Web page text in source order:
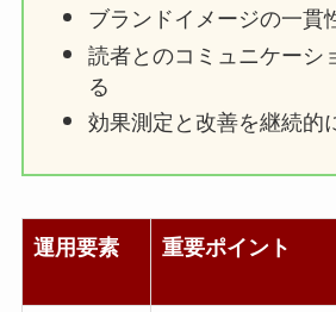
ブランドイメージの一貫
読者とのコミュニケーシ
る
効果測定と改善を継続的
運用要素 重要ポイント